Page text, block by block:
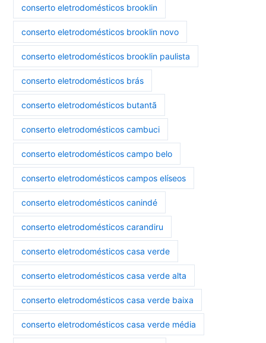
conserto eletrodomésticos brooklin
conserto eletrodomésticos brooklin novo
conserto eletrodomésticos brooklin paulista
conserto eletrodomésticos brás
conserto eletrodomésticos butantã
conserto eletrodomésticos cambuci
conserto eletrodomésticos campo belo
conserto eletrodomésticos campos elíseos
conserto eletrodomésticos canindé
conserto eletrodomésticos carandiru
conserto eletrodomésticos casa verde
conserto eletrodomésticos casa verde alta
conserto eletrodomésticos casa verde baixa
conserto eletrodomésticos casa verde média